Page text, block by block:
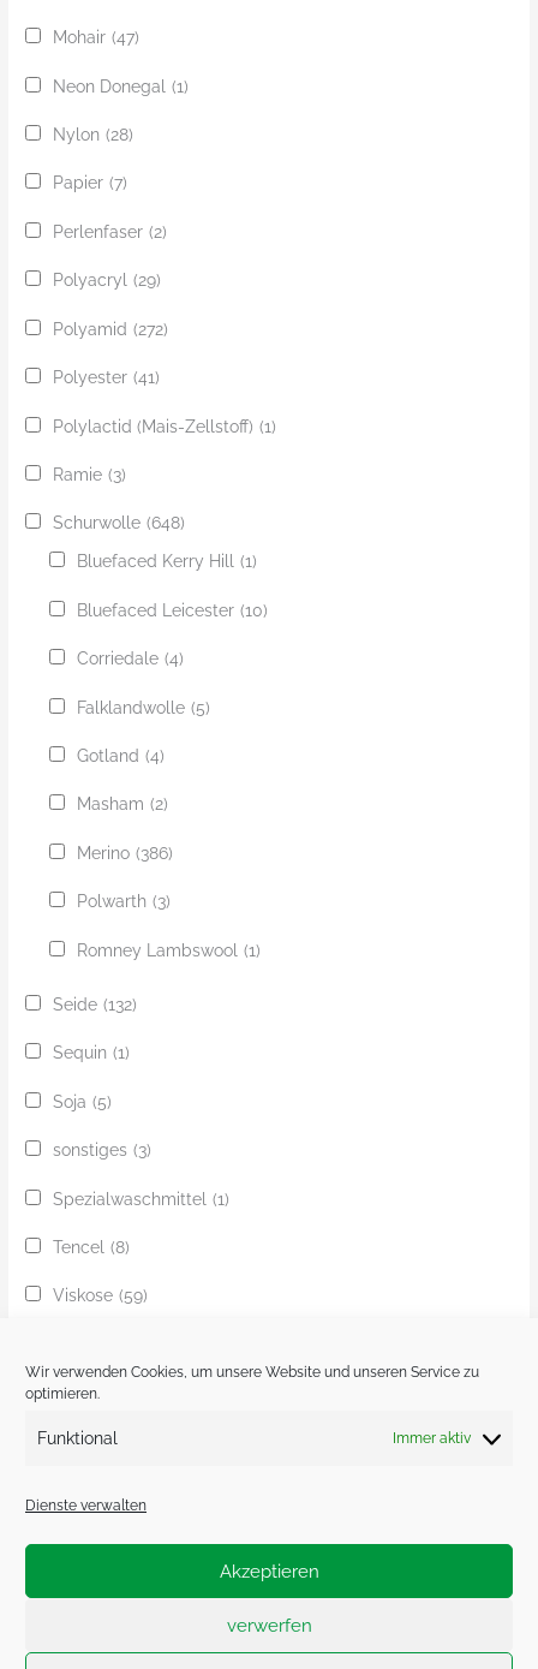
Wir verwenden Cookies, um unsere Website und unseren Service zu
optimieren.
Funktional Immer aktiv
Dienste verwalten
Akzeptieren
verwerfen
Mohair (47)
Neon Donegal (1)
Nylon (28)
Papier (7)
Perlenfaser (2)
Polyacryl (29)
Polyamid (272)
Polyester (41)
Polylactid (Mais-Zellstoff) (1)
Ramie (3)
Schurwolle (648)
Bluefaced Kerry Hill (1)
Bluefaced Leicester (10)
Corriedale (4)
Falklandwolle (5)
Gotland (4)
Masham (2)
Merino (386)
Polwarth (3)
Romney Lambswool (1)
Seide (132)
Sequin (1)
Soja (5)
sonstiges (3)
Spezialwaschmittel (1)
Tencel (8)
Viskose (59)
Ziege
Zobel (1)